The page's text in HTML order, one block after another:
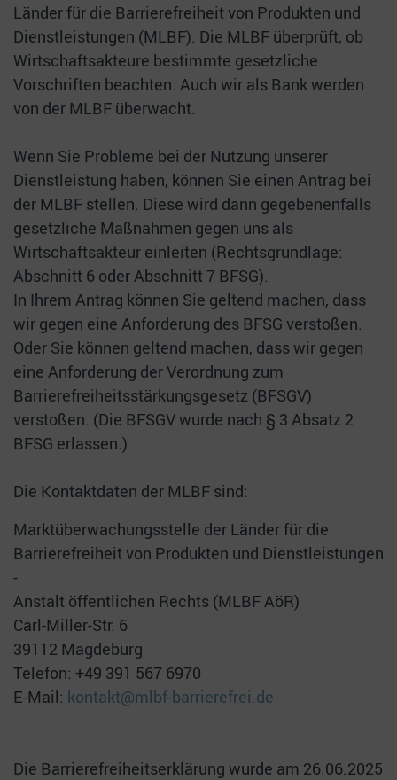
Länder für die Barrierefreiheit von Produkten und
Dienstleistungen (MLBF). Die MLBF überprüft, ob
Wirtschaftsakteure bestimmte gesetzliche
Vorschriften beachten. Auch wir als Bank werden
von der MLBF überwacht.
Wenn Sie Probleme bei der Nutzung unserer
Dienstleistung haben, können Sie einen Antrag bei
der MLBF stellen. Diese wird dann gegebenenfalls
gesetzliche Maßnahmen gegen uns als
Wirtschaftsakteur einleiten (Rechtsgrundlage:
Abschnitt 6 oder Abschnitt 7 BFSG).
In Ihrem Antrag können Sie geltend machen, dass
wir gegen eine Anforderung des BFSG verstoßen.
Oder Sie können geltend machen, dass wir gegen
eine Anforderung der Verordnung zum
Barrierefreiheitsstärkungsgesetz (BFSGV)
verstoßen. (Die BFSGV wurde nach § 3 Absatz 2
BFSG erlassen.)
Die Kontaktdaten der MLBF sind:
Marktüberwachungsstelle der Länder für die
Barrierefreiheit von Produkten und Dienstleistungen
-
Anstalt öffentlichen Rechts (MLBF AöR)
Carl-Miller-Str. 6
39112 Magdeburg
Telefon: +49 391 567 6970
E-Mail: kontakt@mlbf-barrierefrei.de
Die Barrierefreiheitserklärung wurde am 26.06.2025